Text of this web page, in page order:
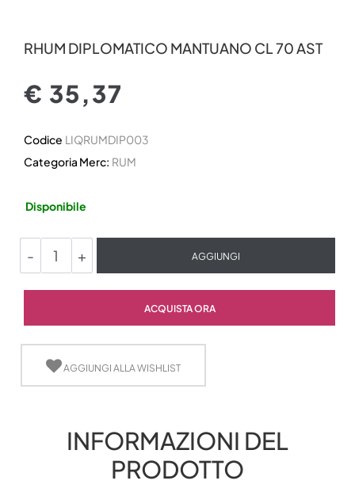
RHUM DIPLOMATICO MANTUANO CL 70 AST
€ 35,37
Codice LIQRUMDIP003
Categoria Merc: RUM
Disponibile
AGGIUNGI
ACQUISTA ORA
AGGIUNGI ALLA WISHLIST
INFORMAZIONI DEL
PRODOTTO